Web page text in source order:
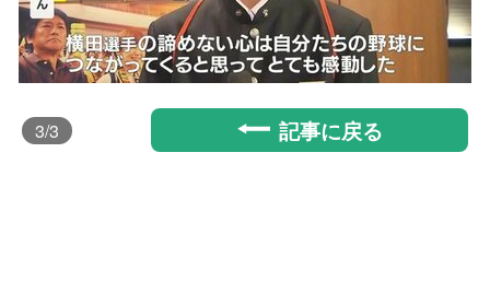
3/3 記事に戻る